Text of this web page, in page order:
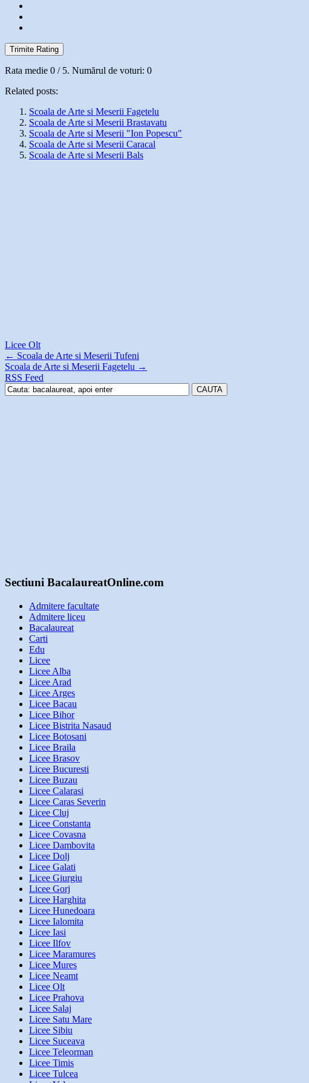
Trimite Rating
Rata medie 0 / 5. Numărul de voturi: 0
Related posts:
Scoala de Arte si Meserii Fagetelu
Scoala de Arte si Meserii Brastavatu
Scoala de Arte si Meserii "Ion Popescu"
Scoala de Arte si Meserii Caracal
Scoala de Arte si Meserii Bals
Licee Olt
← Scoala de Arte si Meserii Tufeni
Scoala de Arte si Meserii Fagetelu →
RSS Feed
Sectiuni BacalaureatOnline.com
Admitere facultate
Admitere liceu
Bacalaureat
Carti
Edu
Licee
Licee Alba
Licee Arad
Licee Arges
Licee Bacau
Licee Bihor
Licee Bistrita Nasaud
Licee Botosani
Licee Braila
Licee Brasov
Licee Bucuresti
Licee Buzau
Licee Calarasi
Licee Caras Severin
Licee Cluj
Licee Constanta
Licee Covasna
Licee Dambovita
Licee Dolj
Licee Galati
Licee Giurgiu
Licee Gorj
Licee Harghita
Licee Hunedoara
Licee Ialomita
Licee Iasi
Licee Ilfov
Licee Maramures
Licee Mures
Licee Neamt
Licee Olt
Licee Prahova
Licee Salaj
Licee Satu Mare
Licee Sibiu
Licee Suceava
Licee Teleorman
Licee Timis
Licee Tulcea